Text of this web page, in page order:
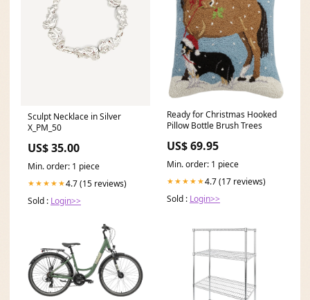
Sculpt Necklace in Silver
X_PM_50
US$ 35.00
Min. order: 1 piece
★★★★★4.7 (15 reviews)
Sold : Login>>
Ready for Christmas Hooked
Pillow Bottle Brush Trees
US$ 69.95
Min. order: 1 piece
★★★★★4.7 (17 reviews)
Sold : Login>>